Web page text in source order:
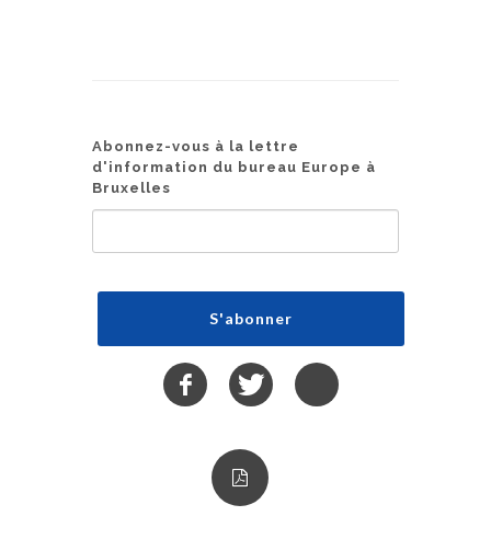
Abonnez-vous à la lettre
d'information du bureau Europe à
Bruxelles